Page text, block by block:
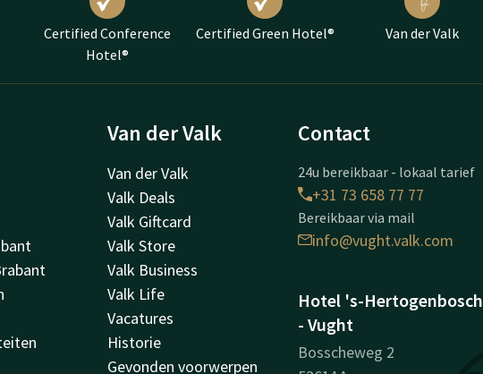
Certified Conference
Hotel®
Certified Green Hotel® Van der Valk
Van der Valk
Van der Valk
Valk Deals
Valk Giftcard
Valk Store
Valk Business
Valk Life
Vacatures
Historie
Gevonden voorwerpen
Contact
24u bereikbaar - lokaal tarief
+31 73 658 77 77
Bereikbaar via mail
info@vught.valk.com
Hotel 's-Hertogenbosch
- Vught
Bosscheweg 2